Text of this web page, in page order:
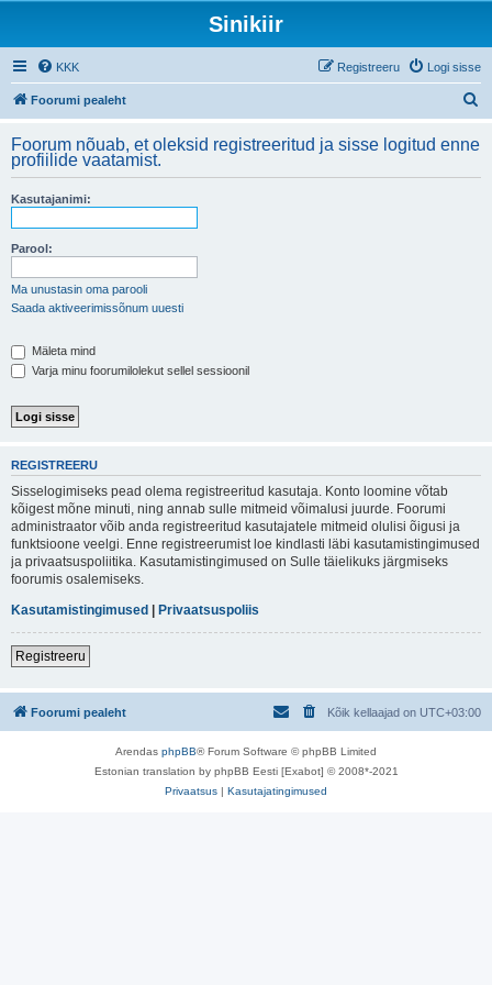
Sinikiir
KKK Logi sisse
Registreeru
Foorumi pealeht
i
Foorum nõuab, et oleksid registreeritud ja sisse logitud enne
profiilide vaatamist.
Kasutajanimi:
Parool:
Ma unustasin oma parooli
Saada aktiveerimissõnum uuesti
Mäleta mind
Varja minu foorumilolekut sellel sessioonil
REGISTREERU
Sisselogimiseks pead olema registreeritud kasutaja. Konto loomine võtab
kõigest mõne minuti, ning annab sulle mitmeid võimalusi juurde. Foorumi
administraator võib anda registreeritud kasutajatele mitmeid olulisi õigusi ja
funktsioone veelgi. Enne registreerumist loe kindlasti läbi kasutamistingimused
ja privaatsuspoliitika. Kasutamistingimused on Sulle täielikuks järgmiseks
foorumis osalemiseks.
Kasutamistingimused | Privaatsuspoliis
Registreeru
Foorumi pealeht Kõik kellaajad on UTC+03:00
Arendas phpBB® Forum Software © phpBB Limited
Estonian translation by phpBB Eesti [Exabot] © 2008*-2021
Privaatsus | Kasutajatingimused